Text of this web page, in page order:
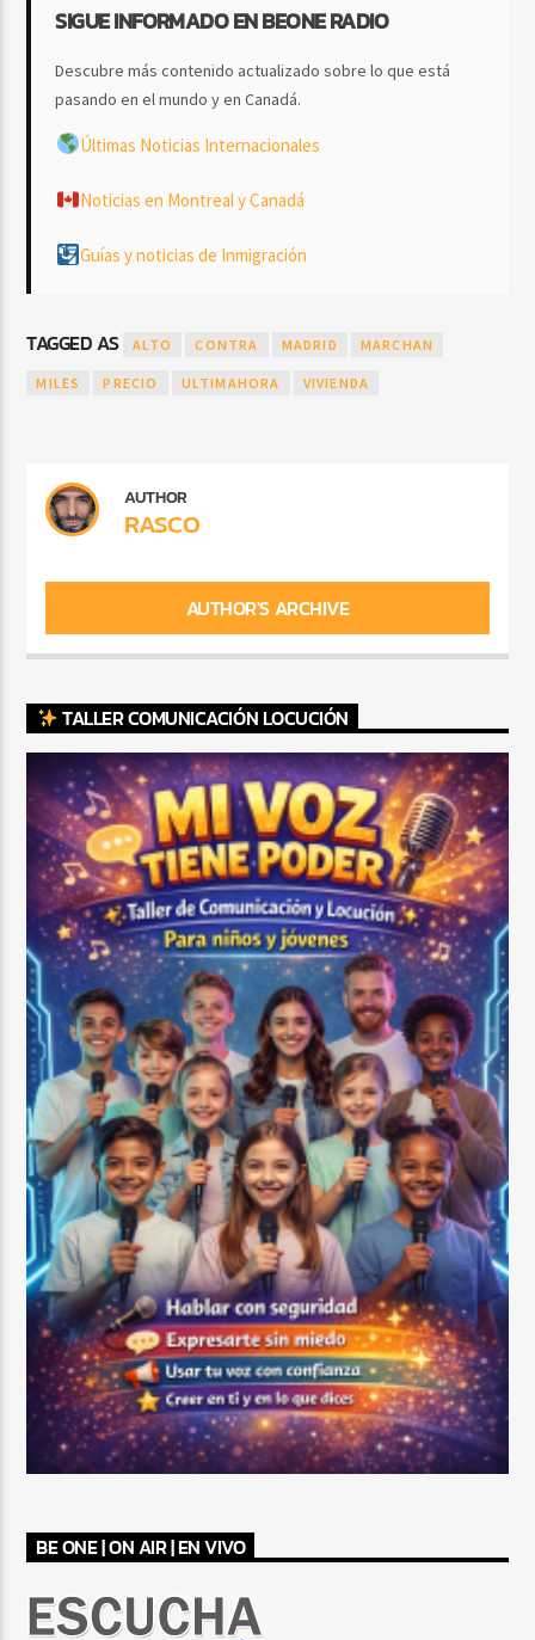
SIGUE INFORMADO EN BEONE RADIO
Descubre más contenido actualizado sobre lo que está
pasando en el mundo y en Canadá.
Últimas Noticias Internacionales
Noticias en Montreal y Canadá
Guías y noticias de Inmigración
TAGGED AS ALTO CONTRA MADRID MARCHAN
MILES PRECIO ULTIMAHORA VIVIENDA
AUTHOR
RASCO
AUTHOR'S ARCHIVE
TALLER COMUNICACIÓN LOCUCIÓN
BE ONE | ON AIR | EN VIVO